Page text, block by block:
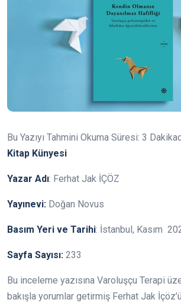
Bu Yazıyı Tahmini Okuma Süresi: 3
Kitap Künyesi
Yazar Adı: Ferhat Jak İÇÖZ
Yayınevi: Doğan Novus
Basım Yeri ve Tarihi: İstanbul, Kasım
Sayfa Sayısı: 233
Bu inceleme yazısına Varoluşçu Terapi
bakışla yorumlar getirmiş Ferhat Jak